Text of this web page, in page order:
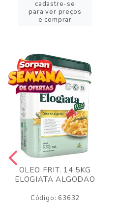
cadastre-se
para ver preços
e comprar
OLEO FRIT. 14,5KG
ELOGIATA ALGODAO
Código: 63632